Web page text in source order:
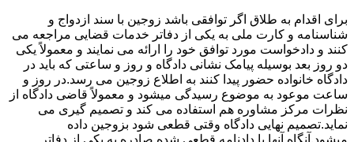
برای اقدام به طلاق اگر توافقی باشد زوجین با سند ازدواج و
شناسنامه و کارت ملی به یکی از دفاتر خدمات قضایی مراجعه می
کنند و دادخواست مورد توافق خود را ارائه می نمایند و معمولاً یکی
دو روز بعد بوسیله پیامک نشانی دادگاه و روز و ساعتی که باید در
دادگاه خانواده حضور پیدا کنند به اطلاع زوجین می رسد.در روز و
ساعت موعود به موضوع رسیدگی میشود و معمولاً قاضی دادگاه از
نظرات مرکز مشاوره هم استفاده می کند و تصمیم گیری می
نماید.تصمیم نهایی دادگاه وقتی قطعی شود بزوجین داده